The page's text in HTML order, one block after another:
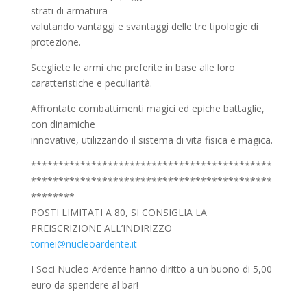
strati di armatura
valutando vantaggi e svantaggi delle tre tipologie di
protezione.
Scegliete le armi che preferite in base alle loro
caratteristiche e peculiarità.
Affrontate combattimenti magici ed epiche battaglie,
con dinamiche
innovative, utilizzando il sistema di vita fisica e magica.
********************************************
********************************************
********
POSTI LIMITATI A 80, SI CONSIGLIA LA
PREISCRIZIONE ALL’INDIRIZZO
tornei@nucleoardente.it
I Soci Nucleo Ardente hanno diritto a un buono di 5,00
euro da spendere al bar!